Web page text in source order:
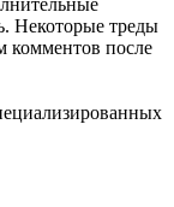
Некоторые треды
комментов после